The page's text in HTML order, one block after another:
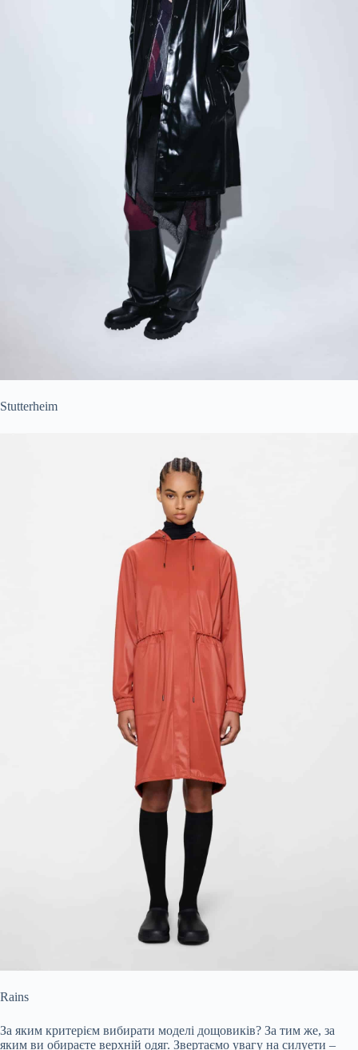
Stutterheim
Rains
За яким критерієм вибирати моделі дощовиків? За тим же, за
яким ви обираєте верхній одяг. Звертаємо увагу на силуети –